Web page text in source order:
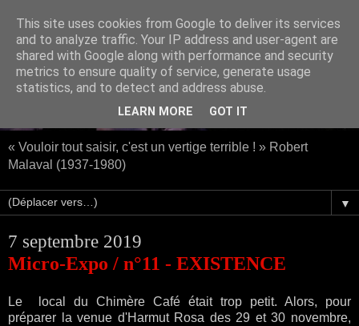
« Vouloir tout saisir, c'est un vertige terrible ! » Robert
Malaval (1937-1980)
▼
7 septembre 2019
Micro-Expo / n°11 - EXISTENCE
Le local du Chimère Café était trop petit. Alors, pour
préparer la venue d'Harmut Rosa des 29 et 30 novembre,
This site uses cookies from Google to deliver its services
and to analyze traffic. Your IP address and user-agent are
shared with Google along with performance and security
metrics to ensure quality of service, generate usage
statistics, and to detect and address abuse.
LEARN MORE GOT IT